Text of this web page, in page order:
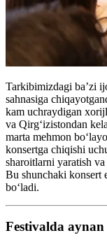
Tarkibimizdagi ba’zi
sahnasiga
kam uchraydigan
va Qirg‘izistondan
marta mehmon
konsertga chiqishi
sharoitlarni yaratish
Bu shunchaki konsert
bo‘ladi.
Festivalda